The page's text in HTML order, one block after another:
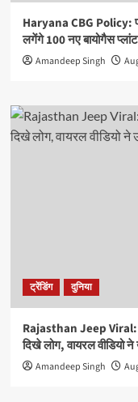
Haryana CBG Policy:
लगेंगे 100 नए बायोगैस
Amandeep Singh
ट्रेंडिंग दुनिया
Rajasthan Jeep
दिखे लोग, वायरल वीडियो ने
Amandeep Singh